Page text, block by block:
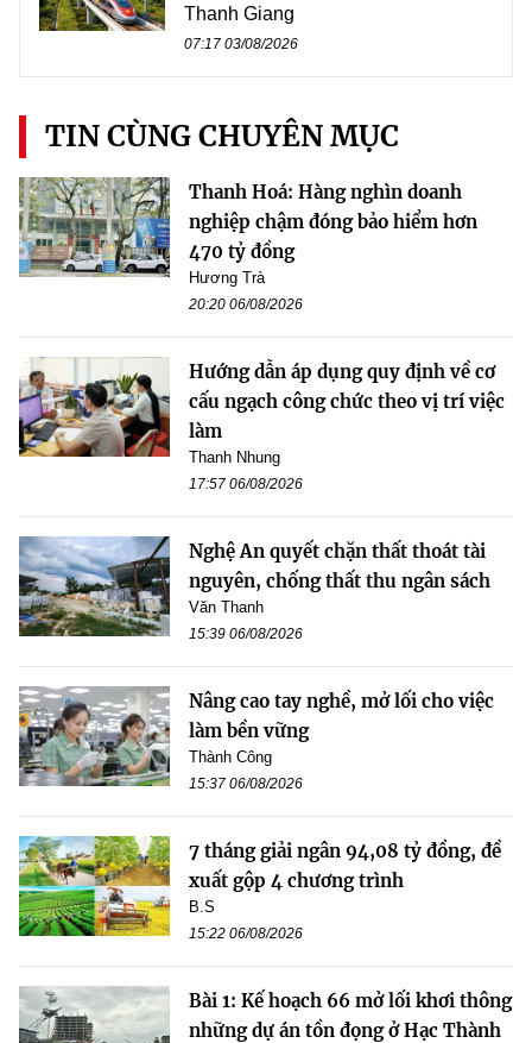
Thanh Giang
07:17 03/08/2026
TIN CÙNG CHUYÊN MỤC
Thanh Hoá: Hàng nghìn doanh
nghiệp chậm đóng bảo hiểm hơn
470 tỷ đồng
Hương Trà
20:20 06/08/2026
Hướng dẫn áp dụng quy định về cơ
cấu ngạch công chức theo vị trí việc
làm
Thanh Nhung
17:57 06/08/2026
Nghệ An quyết chặn thất thoát tài
nguyên, chống thất thu ngân sách
Văn Thanh
15:39 06/08/2026
Nâng cao tay nghề, mở lối cho việc
làm bền vững
Thành Công
15:37 06/08/2026
7 tháng giải ngân 94,08 tỷ đồng, đề
xuất gộp 4 chương trình
B.S
15:22 06/08/2026
Bài 1: Kế hoạch 66 mở lối khơi thông
những dự án tồn đọng ở Hạc Thành